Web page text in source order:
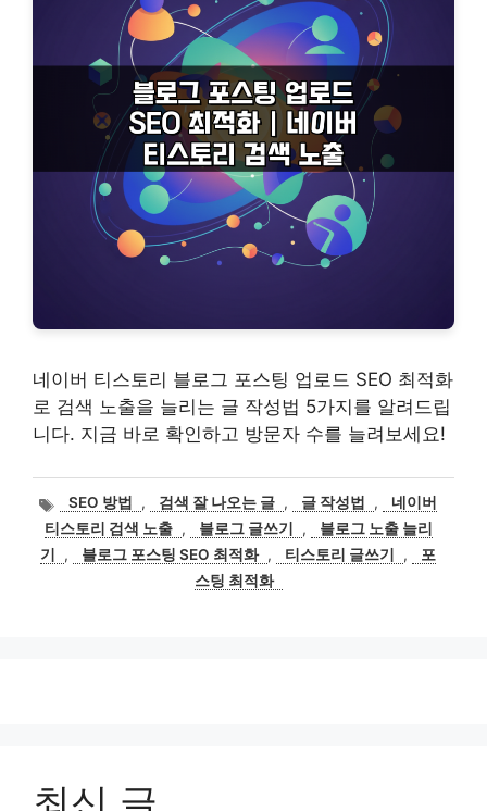
네이버 티스토리 블로그 포스팅 업로드 SEO 최적화
로 검색 노출을 늘리는 글 작성법 5가지를 알려드립
니다. 지금 바로 확인하고 방문자 수를 늘려보세요!
태
그
SEO 방법 , 검색 잘 나오는 글 , 글 작성법 ,
네이버
티스토리 검색 노출 , 블로그 글쓰기 ,
블로그 노출 늘리
기
, 블로그 포스팅 SEO 최적화 , 티스토리 글쓰기 ,
포
스팅 최적화
최신 글